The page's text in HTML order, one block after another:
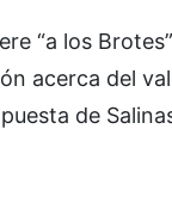
“a los
acerca del
de